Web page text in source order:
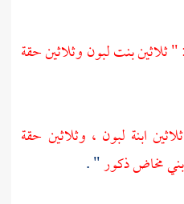
" ثلاثين بنت لبون وثلاثين حقة
ابنة لبون ، وثلاثين حقة
مخاض ذكور" .